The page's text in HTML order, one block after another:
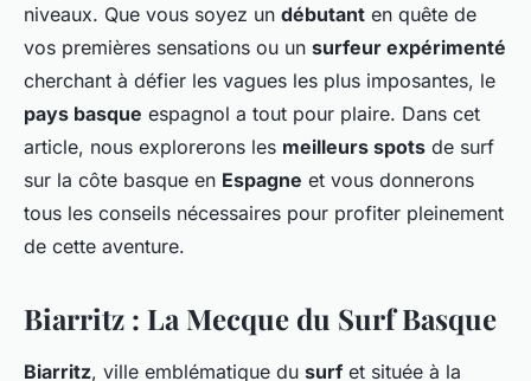
niveaux. Que vous soyez un débutant en quête de
vos premières sensations ou un surfeur expérimenté
cherchant à défier les vagues les plus imposantes, le
pays basque espagnol a tout pour plaire. Dans cet
article, nous explorerons les meilleurs spots de surf
sur la côte basque en Espagne et vous donnerons
tous les conseils nécessaires pour profiter pleinement
de cette aventure.
Biarritz : La Mecque du Surf Basque
Biarritz, ville emblématique du surf et située à la